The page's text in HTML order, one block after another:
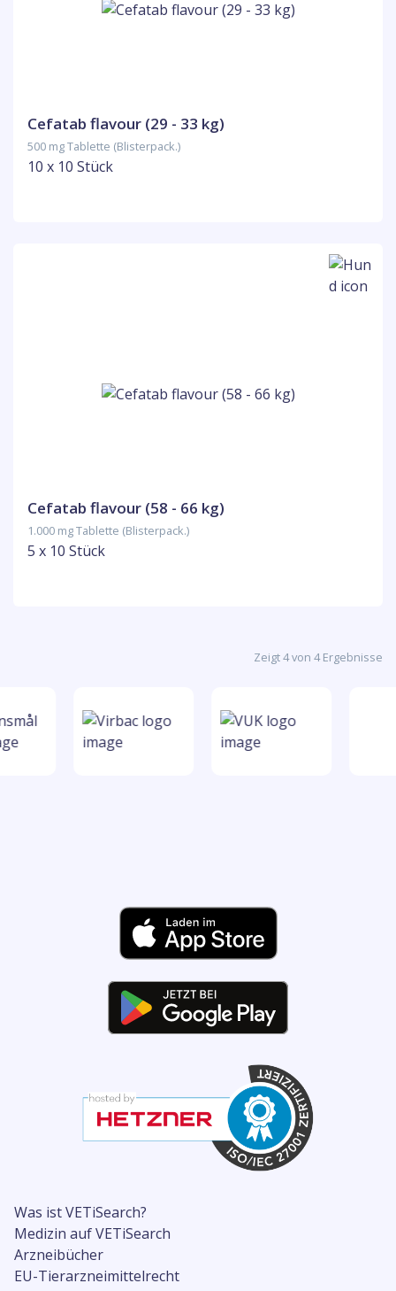
Cefatab flavour (29 - 33 kg)
500 mg Tablette (Blisterpack.)
10 x 10 Stück
Cefatab flavour (58 - 66 kg)
1.000 mg Tablette (Blisterpack.)
5 x 10 Stück
Zeigt 4 von 4 Ergebnisse
Was ist VETiSearch?
Medizin auf VETiSearch
Arzneibücher
EU-Tierarzneimittelrecht